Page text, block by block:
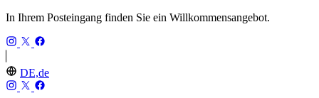
In Ihrem Posteingang finden Sie ein Willkommensangebot.
DE,de